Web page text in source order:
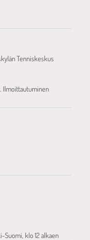
Tenniskeskus
Ilmoittautuminen
klo 12 alkaen